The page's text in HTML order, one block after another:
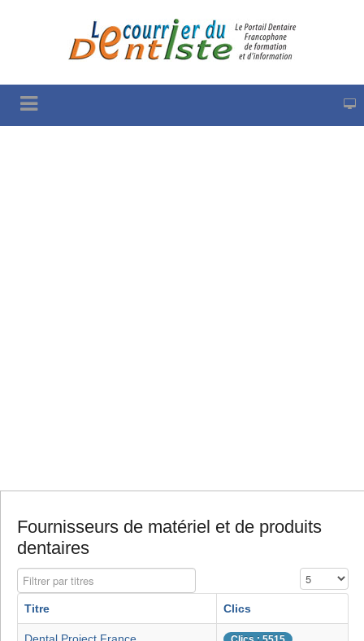
Fournisseurs de matériel et de produits
dentaires
Filtrer par titres Affichage #
Titre Clics